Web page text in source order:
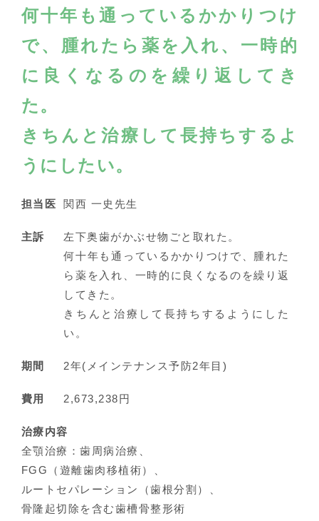
何十年も通っているかかりつけ
で、腫れたら薬を入れ、 一時的
に良くなるのを繰り返してき
た。
きちんと治療して長持ちするよ
うにしたい。
担当医 関西 一史先生
主訴
左下奥歯がかぶせ物ごと取れた。
何十年も通っているかかりつけで、腫れた
ら薬を入れ、一時的に良くなるのを繰り返
してきた。
きちんと治療して長持ちするようにした
い。
期間 2年(メインテナンス予防2年目)
費用 2,673,238円
治療内容
全顎治療：歯周病治療、
FGG（遊離歯肉移植術）、
ルートセパレーション（歯根分割）、
骨隆起切除を含む歯槽骨整形術